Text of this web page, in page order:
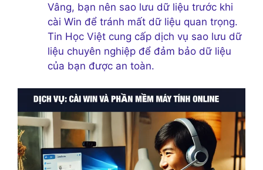
Vâng, bạn nên sao lưu dữ liệu trước khi
cài Win để tránh mất dữ liệu quan trọng.
Tin Học Việt cung cấp dịch vụ sao lưu dữ
liệu chuyên nghiệp để đảm bảo dữ liệu
của bạn được an toàn.